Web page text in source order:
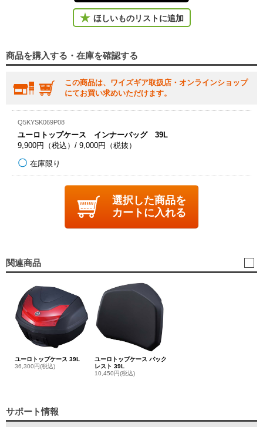
ほしいものリストに追加
商品を購入する・在庫を確認する
この商品は、ワイズギア取扱店・オンラインショップ
にてお買い求めいただけます。
Q5KYSK069P08
ユーロトップケース インナーバッグ 39L
9,900円（税込）/ 9,000円（税抜）
在庫限り
選択した商品を
カートに入れる
関連商品
ユーロトップケース 39L
36,300円(税込)
ユーロトップケース バック
レスト 39L
10,450円(税込)
サポート情報